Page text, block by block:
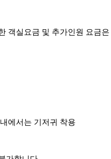
객실요금 및 추가인원 요금
에서는 기저귀 착용